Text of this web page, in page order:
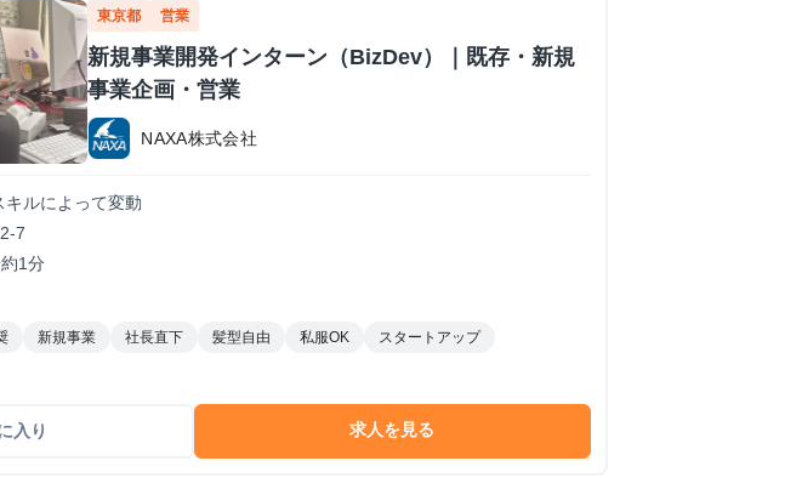
東京都 営業
新規事業開発インターン（BizDev）｜既存・新規
事業企画・営業
NAXA株式会社
ルによって変動
7
1分
新規事業 社長直下 髪型自由 私服OK
スタートアップ
入り 求人を見る